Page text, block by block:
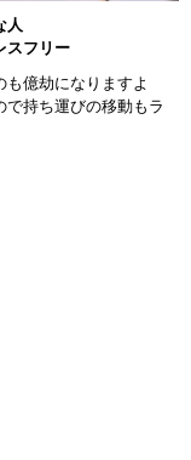
人
スフリー
億劫になりますよ
持ち運びの移動もラ